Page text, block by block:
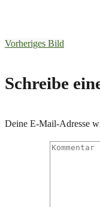
Vorheriges Bild
Schreibe
Deine E-Mail-Adresse